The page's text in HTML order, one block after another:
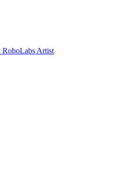
RoboLabs Artist